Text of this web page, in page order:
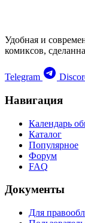
Удобная и
комиксов,
Telegram
Навигация
Календарь
Каталог
Популярное
Форум
FAQ
Документы
Для